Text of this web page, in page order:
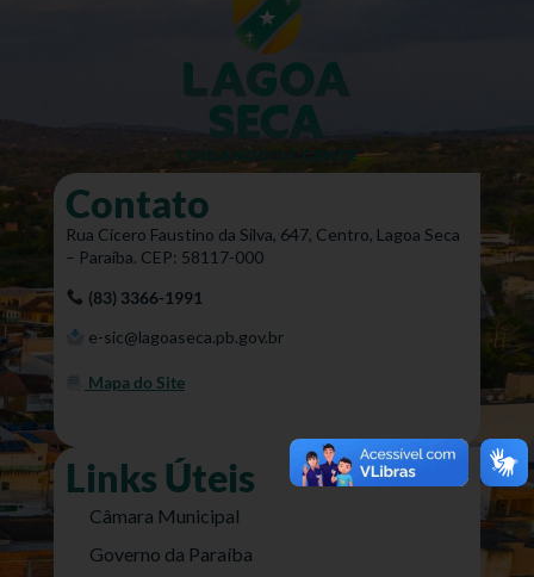
Contato
Rua Cícero Faustino da Silva, 647, Centro, Lagoa Seca
– Paraíba. CEP: 58117-000
(83) 3366-1991
e-sic@lagoaseca.pb.gov.br
Mapa do Site
Links Úteis
Câmara Municipal
Governo da Paraíba